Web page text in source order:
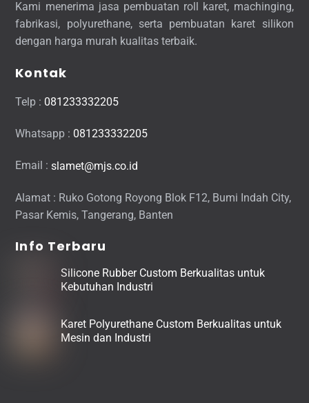
Kami menerima jasa pembuatan roll karet, machinging,
fabrikasi, polyurethane, serta pembuatan karet silikon
dengan harga murah kualitas terbaik.
Kontak
Telp : 081233332205
Whatsapp : 081233332205
Email :slamet@mjs.co.id
Alamat : Ruko Gotong Royong Blok F12, Bumi Indah City,
Pasar Kemis, Tangerang, Banten
Info Terbaru
Silicone Rubber Custom Berkualitas untuk
Kebutuhan Industri
Karet Polyurethane Custom Berkualitas untuk
Mesin dan Industri